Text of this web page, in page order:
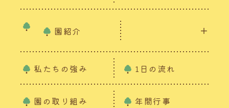
園紹介
私たちの強み 1日の流れ
園の取り組み 年間行事